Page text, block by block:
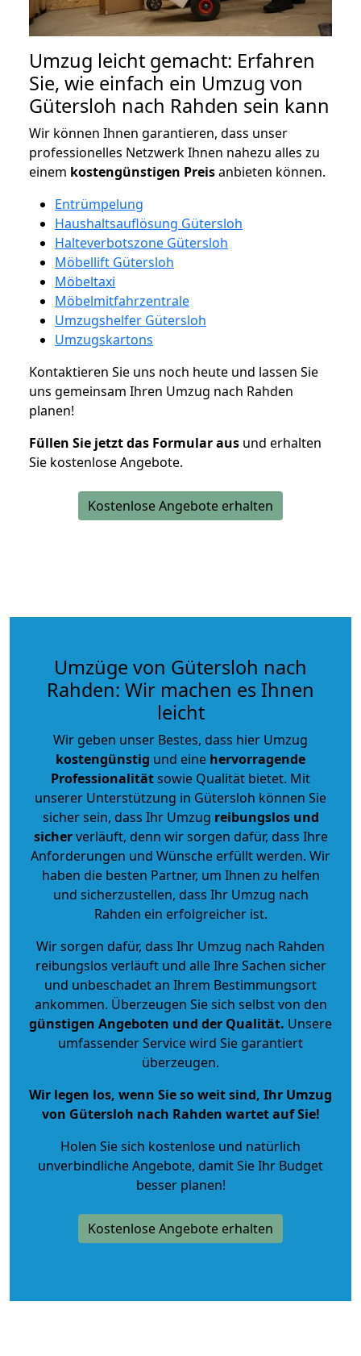
Umzug leicht gemacht: Erfahren
Sie, wie einfach ein Umzug von
Gütersloh nach Rahden sein kann
Wir können Ihnen garantieren, dass unser
professionelles Netzwerk Ihnen nahezu alles zu
einem kostengünstigen Preisanbieten können.
Entrümpelung
Haushaltsauflösung Gütersloh
Halteverbotszone Gütersloh
Möbellift Gütersloh
Möbeltaxi
Möbelmitfahrzentrale
Umzugshelfer Gütersloh
Umzugskartons
Kontaktieren Sie uns noch heute und lassen Sie
uns gemeinsam Ihren Umzug nach Rahden
planen!
Füllen Sie jetzt das Formular aus und erhalten
Sie kostenlose Angebote.
Kostenlose Angebote erhalten
Umzüge von Gütersloh nach
Rahden: Wir machen es Ihnen
leicht
Wir geben unser Bestes, dass hier Umzug
kostengünstig und eine hervorragende
Professionalitätsowie Qualität bietet. Mit
unserer Unterstützung in Gütersloh können Sie
sicher sein, dass Ihr Umzug reibungslos und
sicherverläuft, denn wir sorgen dafür, dass Ihre
Anforderungen und Wünsche erfüllt werden. Wir
haben die besten Partner, um Ihnen zu helfen
und sicherzustellen, dass Ihr Umzug nach
Rahden ein erfolgreicher ist.
Wir sorgen dafür, dass Ihr Umzug nach Rahden
reibungslos verläuft und alle Ihre Sachen sicher
und unbeschadet an Ihrem Bestimmungsort
ankommen. Überzeugen Sie sich selbst von den
günstigen Angeboten und der Qualität. Unsere
umfassender Service wird Sie garantiert
überzeugen.
Wir legen los, wenn Sie so weit sind, Ihr Umzug
von Gütersloh nach Rahden wartet auf Sie!
Holen Sie sich kostenlose und natürlich
unverbindliche Angebote, damit Sie Ihr Budget
besser planen!
Kostenlose Angebote erhalten